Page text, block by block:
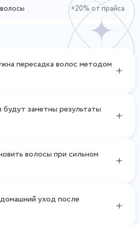
+20% от прайса
пересадка волос методом
будут заметны результаты
волосы при сильном
уход после